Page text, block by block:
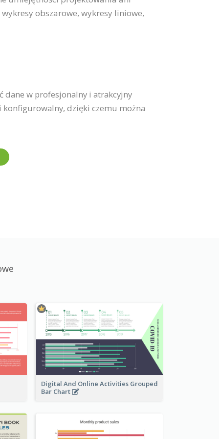
obszarowe, wykresy liniowe,
dane w profesjonalny i atrakcyjny
konfigurowalny, dzięki czemu można
Digital And Online Activities Grouped
Bar Chart